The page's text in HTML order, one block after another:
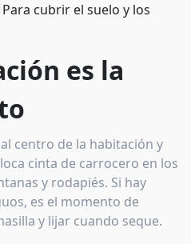
Para cubrir el suelo y los
es la
centro de la habitación y
cinta de carrocero en los
y rodapiés. Si hay
es el momento de
y lijar cuando seque.